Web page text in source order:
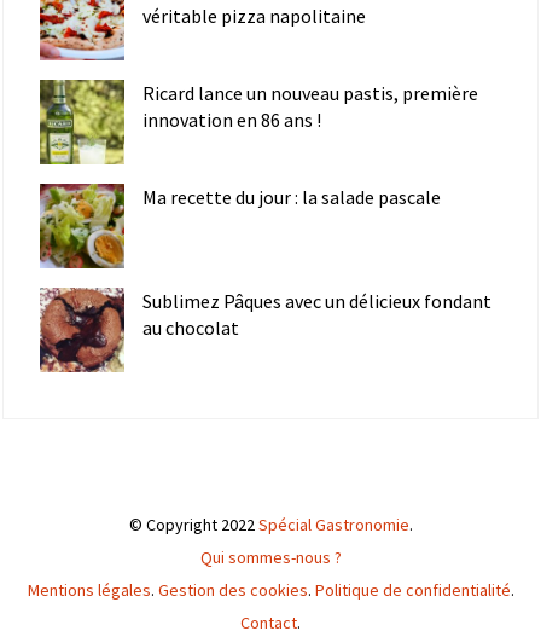
véritable pizza napolitaine
Ricard lance un nouveau pastis, première
innovation en 86 ans !
Ma recette du jour : la salade pascale
Sublimez Pâques avec un délicieux fondant
au chocolat
© Copyright 2022Spécial Gastronomie.
Qui sommes-nous ?
Mentions légales. Gestion des cookies. Politique de confidentialité.
Contact.